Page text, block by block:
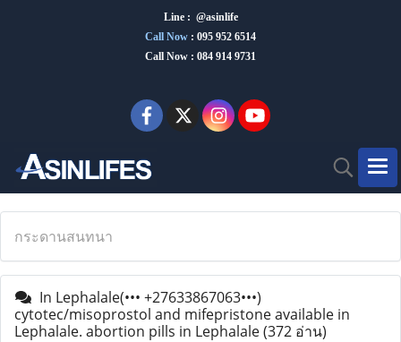
Line : @asinlife
Call Now : 095 952 6514
Call Now : 084 914 9731
กระดานสนทนา
In Lephalale(••• +27633867063•••)
cytotec/misoprostol and mifepristone available in
Lephalale. abortion pills in Lephalale(372 อ่าน)